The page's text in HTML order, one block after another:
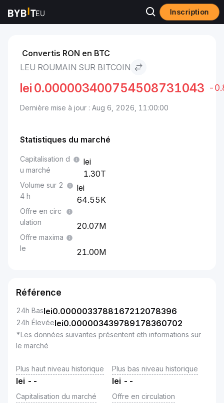
Inscription
Marchés Leu roumain to Bitcoin
Convertis RON en BTC
LEU ROUMAIN SUR BITCOIN
lei 0.000003400754508731043 -
Dernière mise à jour : Aug 6, 2026, 11:00:00
Statistiques du marché
Capitalisation d
u marché
1.30T
Volume sur 2
4 h
64.55K
Offre en circ
ulation
20.07M
Offre maxima
le
21.00M
Référence
24h Baslei0.0000033788167212078396
24h Élevéelei0.000003439789178360702
*Les données suivantes présentent eth informations sur
le marché
Plus haut niveau historique
lei --
Plus bas niveau historique
lei --
Capitalisation du marché Offre en circulation